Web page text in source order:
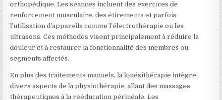
orthopédique. Les séances incluent des exercices de
renforcement musculaire, des étirements et parfois
l’utilisation d’appareils comme l’électrothérapie ou les
ultrasons. Ces méthodes visent principalement à réduire la
douleur et à restaurer la fonctionnalité des membres ou
segments affectés.
En plus des traitements manuels, la kinésithérapie intègre
divers aspects de la physiothérapie, allant des massages
thérapeutiques à la rééducation périnéale. Les